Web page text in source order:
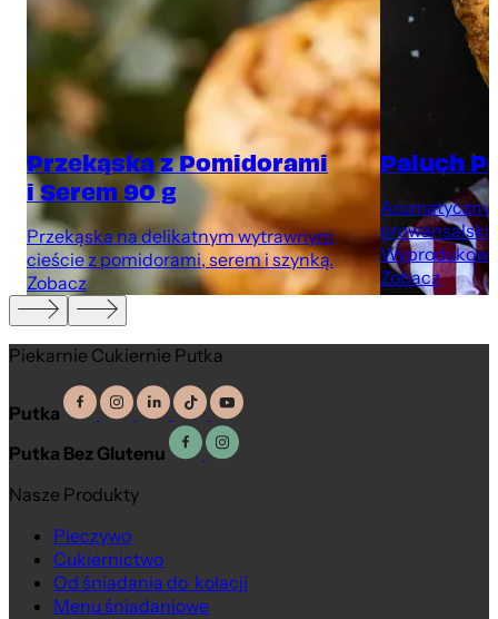
Przekąska z Pomidorami
i Serem 90 g
Przekąska na delikatnym wytrawnym
cieście z pomidorami, serem i szynką.
Zobacz
Paluch
Aromatyczny
Zobacz
Piekarnie Cukiernie Putka
Putka
Putka Bez Glutenu
Nasze Produkty
Pieczywo
Cukiernictwo
Od śniadania do kolacji
Menu śniadaniowe